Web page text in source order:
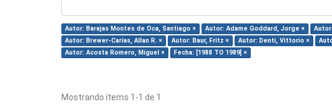
Autor: Barajas Montes de Oca, Santiago × Autor: Adame Goddard, Jorge ×
Autor: Brewer-Carías, Allan R. ×
Autor: Baur, Fritz × Autor: Denti, Vittorio ×
Autor: Acosta Romero, Miguel ×
Fecha: [1988 TO 1989] ×
Mostrando ítems 1-1 de 1